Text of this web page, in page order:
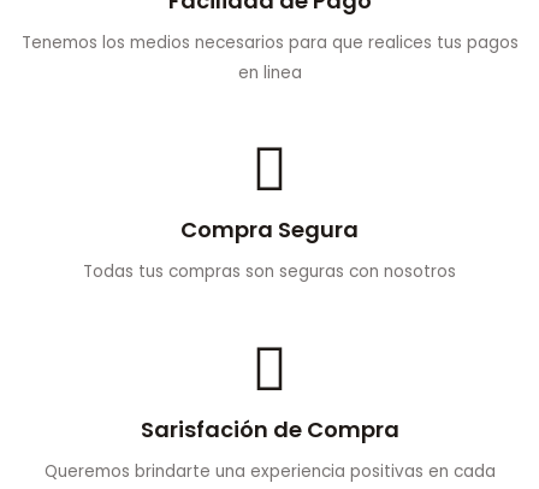
Tenemos los medios necesarios para que realices tus pagos
en linea
Compra Segura
Todas tus compras son seguras con nosotros
Sarisfación de Compra
Queremos brindarte una experiencia positivas en cada